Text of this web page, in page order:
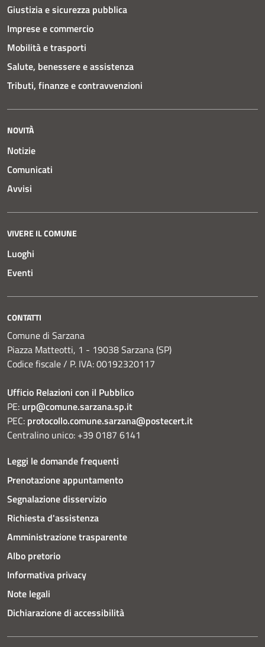
Giustizia e sicurezza pubblica
Imprese e commercio
Mobilità e trasporti
Salute, benessere e assistenza
Tributi, finanze e contravvenzioni
NOVITÀ
Notizie
Comunicati
Avvisi
VIVERE IL COMUNE
Luoghi
Eventi
CONTATTI
Comune di Sarzana
Piazza Matteotti, 1 - 19038 Sarzana (SP)
Codice fiscale / P. IVA: 00192320117
Ufficio Relazioni con il Pubblico
PE: urp@comune.sarzana.sp.it
PEC: protocollo.comune.sarzana@postecert.it
Centralino unico: +39 0187 6141
Leggi le domande frequenti
Prenotazione appuntamento
Segnalazione disservizio
Richiesta d'assistenza
Amministrazione trasparente
Albo pretorio
Informativa privacy
Note legali
Dichiarazione di accessibilità